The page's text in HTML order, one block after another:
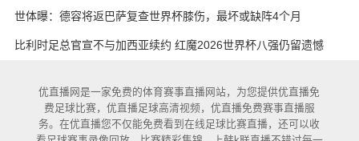
考虑另寻出路
世体曝：德容将返巴萨复查世界杯膝伤，最坏或缺阵4个月
比利时足总官宣不与加西亚续约 红魔2026世界杯八强仍留遗憾
优直播网是一家免费的体育赛事直播网站，为您提供优直播免
费足球比赛，优直播足球高清视频，优直播免费赛事直播服
务。在优直播您不仅能免费看到在线足球比赛直播，还可以收